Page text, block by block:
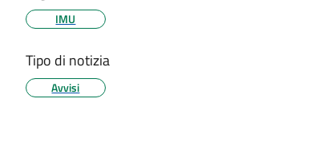
IMU
Tipo di notizia
Avvisi